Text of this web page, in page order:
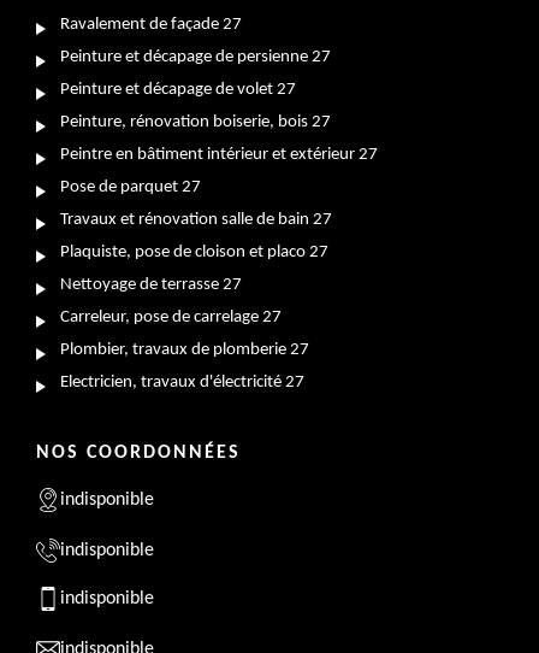
Ravalement de façade 27
Peinture et décapage de persienne 27
Peinture et décapage de volet 27
Peinture, rénovation boiserie, bois 27
Peintre en bâtiment intérieur et extérieur 27
Pose de parquet 27
Travaux et rénovation salle de bain 27
Plaquiste, pose de cloison et placo 27
Nettoyage de terrasse 27
Carreleur, pose de carrelage 27
Plombier, travaux de plomberie 27
Electricien, travaux d'électricité 27
NOS COORDONNÉES
indisponible
indisponible
indisponible